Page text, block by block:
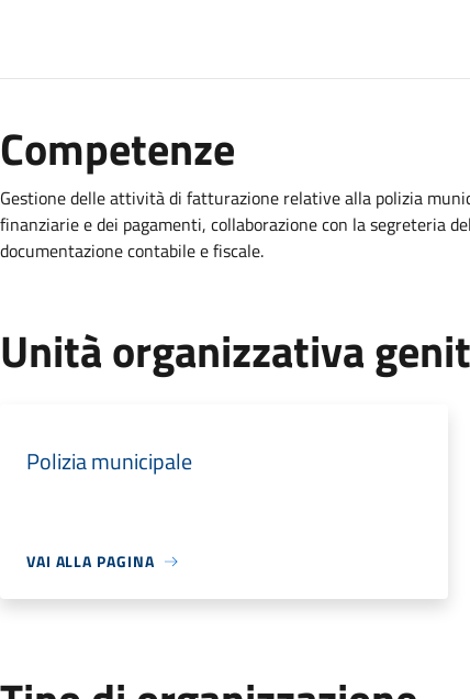
Competenze
Gestione delle attività di fatturazione relative alla polizia
finanziarie e dei pagamenti, collaborazione con la segreteria
documentazione contabile e fiscale.
Unità organizzativa
Polizia municipale
VAI ALLA PAGINA